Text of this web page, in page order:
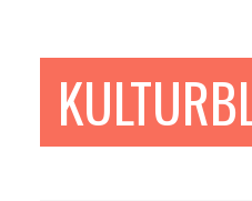
sidofältet